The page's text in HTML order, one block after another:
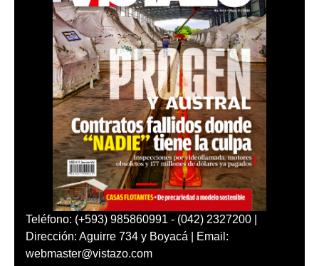
Teléfono: (+593) 985860991 - (042) 2327200 |
Dirección: Aguirre 734 y Boyacá | Email:
webmaster@vistazo.com